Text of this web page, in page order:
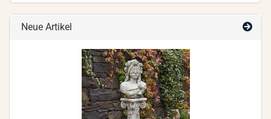
Neue Artikel